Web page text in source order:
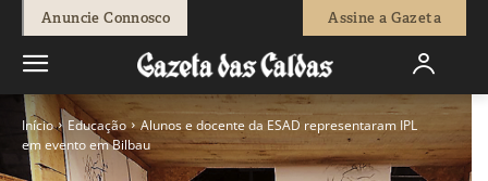
Anuncie Connosco Assine a Gazeta
Início Educação
Alunos e docente da ESAD representaram IPL
em evento em Bilbau